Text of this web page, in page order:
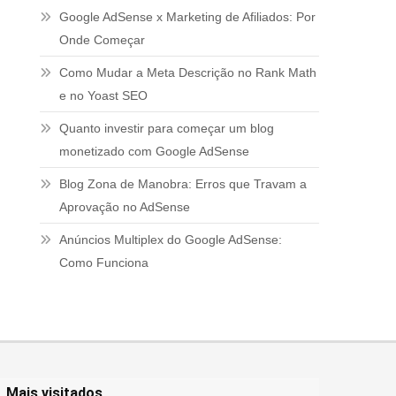
Google AdSense x Marketing de Afiliados: Por
Onde Começar
Como Mudar a Meta Descrição no Rank Math
e no Yoast SEO
Quanto investir para começar um blog
monetizado com Google AdSense
Blog Zona de Manobra: Erros que Travam a
Aprovação no AdSense
Anúncios Multiplex do Google AdSense:
Como Funciona
Mais visitados